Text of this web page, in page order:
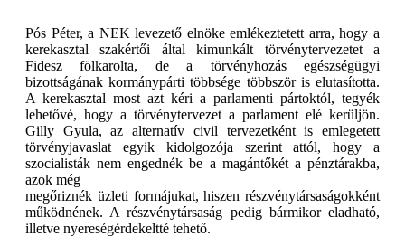
Pós Péter, a NEK levezető elnöke emlékeztetett arra, hogy a
kerekasztal szakértői által kimunkált törvénytervezetet a
Fidesz fölkarolta, de a törvényhozás egészségügyi
bizottságának kormánypárti többsége többször is elutasította.
A kerekasztal most azt kéri a parlamenti pártoktól, tegyék
lehetővé, hogy a törvénytervezet a parlament elé kerüljön.
Gilly Gyula, az alternatív civil tervezetként is emlegetett
törvényjavaslat egyik kidolgozója szerint attól, hogy a
szocialisták nem engednék be a magántőkét a pénztárakba,
azok még
megőriznék üzleti formájukat, hiszen részvénytársaságokként
működnének. A részvénytársaság pedig bármikor eladható,
illetve nyereségérdekeltté tehető.